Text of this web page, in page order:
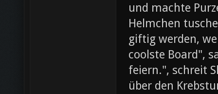
und machte
Helmchen
giftig werden,
coolste Board",
feiern.", schreit
über den